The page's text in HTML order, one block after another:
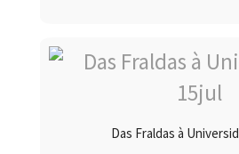
Das Fraldas à